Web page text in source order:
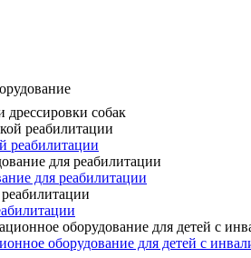
собак
реабилитации
для реабилитации
оборудование для детей с